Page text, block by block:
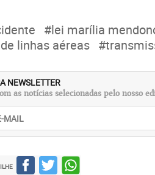
#lei marília
linhas aéreas
NEWSLETTER
as notícias selecionadas pelo nosso